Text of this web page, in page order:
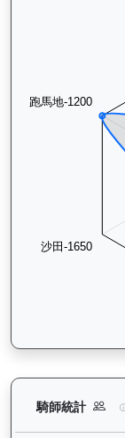
騎師統計